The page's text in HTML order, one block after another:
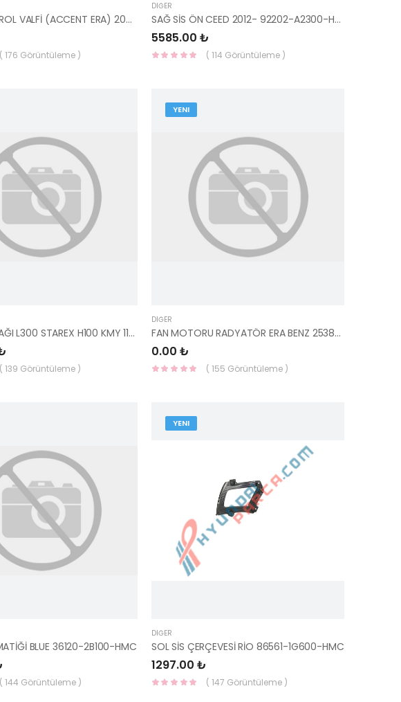
KLİMA KONTROL VALFİ (ACCENT ERA) 2006- 97604-1E300-HMC
( 176 Görüntüleme )
DIĞER
SAĞ SİS ÖN CEED 2012- 92202-A2300-HMC
5585.00 ₺
( 114 Görüntüleme )
SİLİNDİR KAPAĞI L300 STAREX H100 KMY 11102-10173-YS
( 139 Görüntüleme )
YENI
DIĞER
FAN MOTORU RADYATÖR ERA BENZ 25386-1E100-HMC
0.00 ₺
( 155 Görüntüleme )
BLUE 36120-2B100-HMC
( 144 Görüntüleme )
YENI
DIĞER
SOL SİS ÇERÇEVESİ RİO 86561-1G600-HMC
1297.00 ₺
( 147 Görüntüleme )